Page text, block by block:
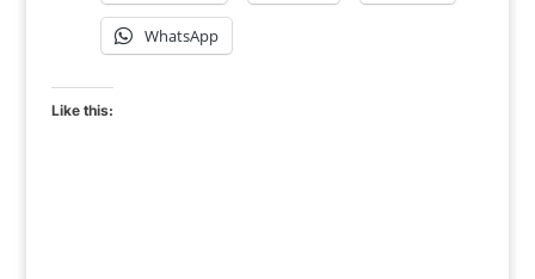
WhatsApp
Like this: